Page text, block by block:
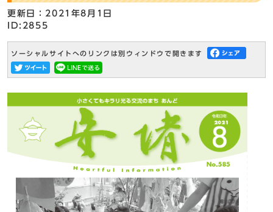
更新日：2021年8月1日
ID:2855
ソーシャルサイトへのリンクは別ウィンドウで開きます